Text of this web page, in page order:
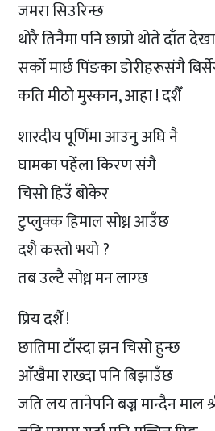
जमरा सिउरिन्छ
थोरै तिनैमा पनि छाप्रो थोते दाँत
सर्को मार्छ पिंङका डोरीहरूसंगै
कति मीठो मुस्कान, आहा ! दशैँ
शारदीय पूर्णिमा आउनु अघि नै
घामका पहेँला किरण संगै
चिसो हिउँ बोकेर
टुप्लुक्क हिमाल सोध्न आउँछ
दशै कस्तो भयो ?
तब उल्टै सोध्न मन लाग्छ
प्रिय दशैँ !
छातिमा टाँस्दा झन चिसो हुन्छ
आँखैमा राख्दा पनि बिझाउँछ
जति लय तानेपनि बज्न मान्दैन माल